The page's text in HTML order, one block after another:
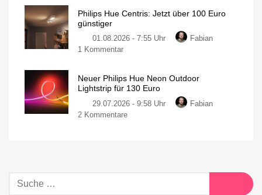
Philips Hue Centris: Jetzt über 100 Euro
günstiger
01.08.2026 - 7:55 Uhr
Fabian
1 Kommentar
Neuer Philips Hue Neon Outdoor
Lightstrip für 130 Euro
29.07.2026 - 9:58 Uhr
Fabian
2 Kommentare